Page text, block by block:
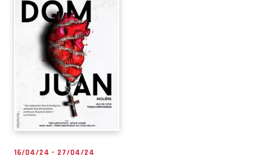
16/04/24 - 27/04/24